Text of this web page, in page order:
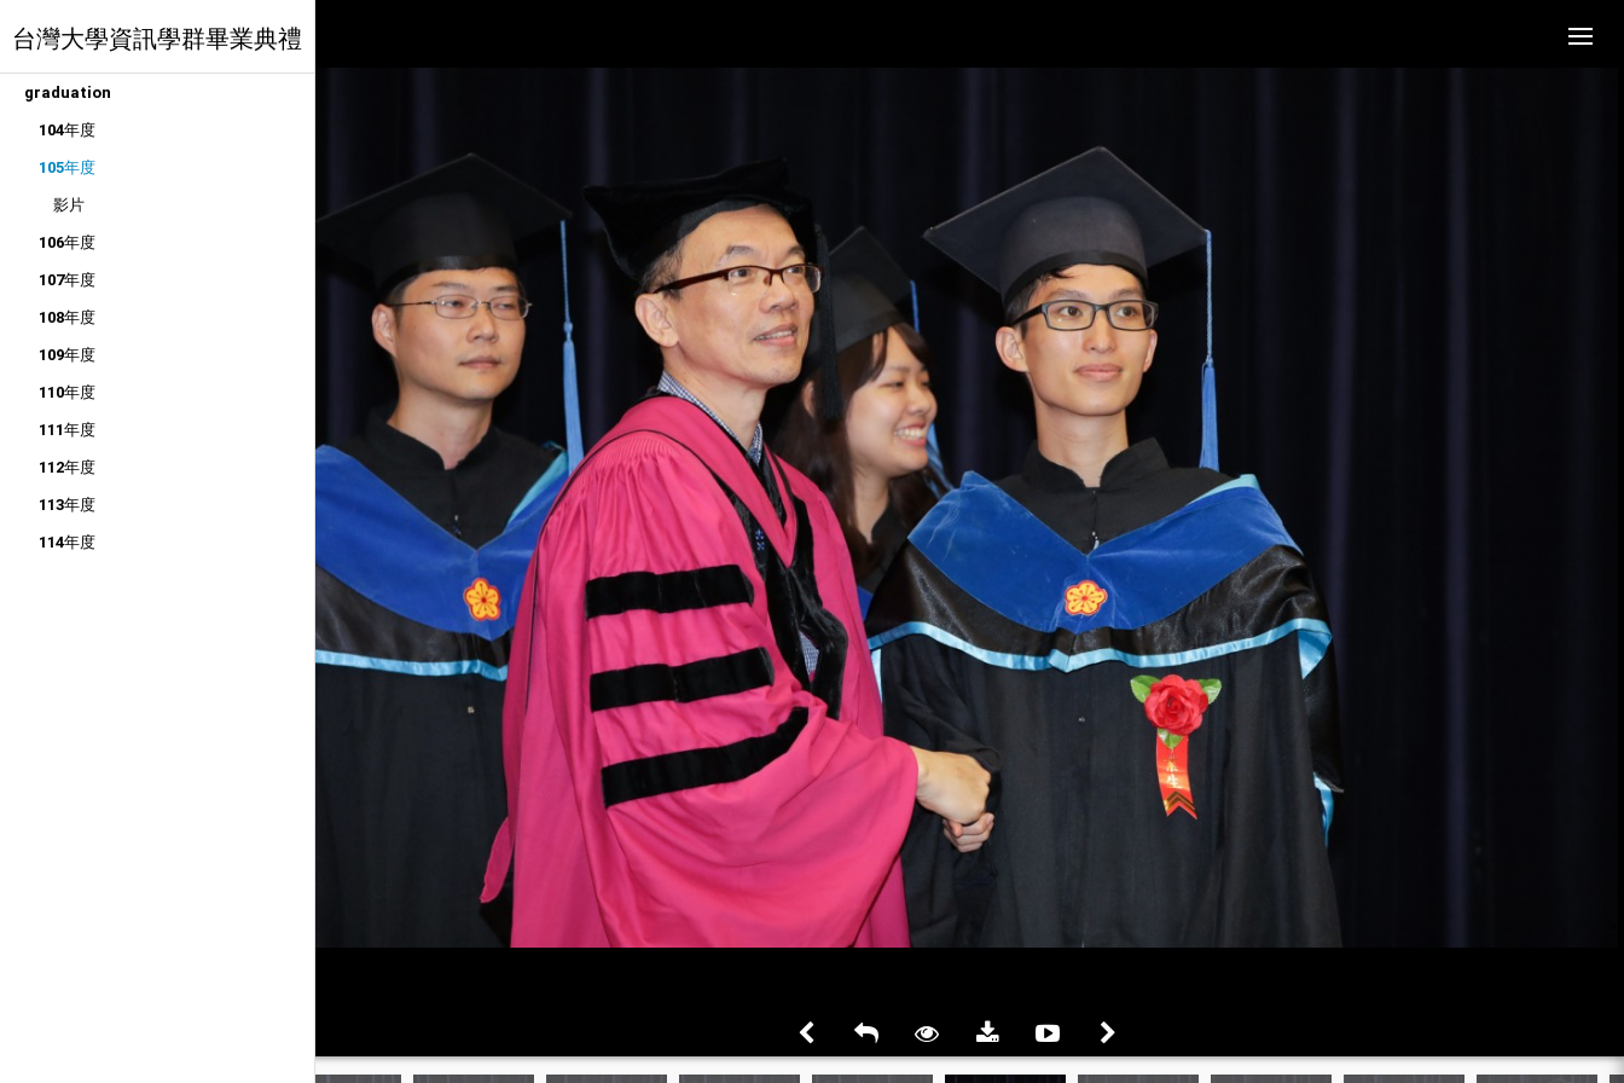
台灣大學資訊學群畢業典禮
graduation
104年度
105年度
影片
106年度
107年度
108年度
109年度
110年度
111年度
112年度
113年度
114年度